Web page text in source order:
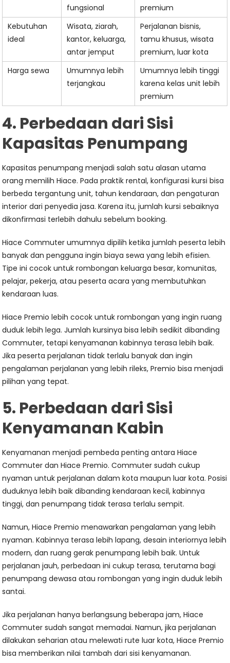
fungsional
premium
Kebutuhan
ideal
Wisata, ziarah,
kantor, keluarga,
antar jemput
Perjalanan bisnis,
tamu khusus, wisata
premium, luar kota
Harga sewa
Umumnya lebih
terjangkau
Umumnya lebih tinggi
karena kelas unit lebih
premium
4. Perbedaan dari Sisi
Kapasitas Penumpang
Kapasitas penumpang menjadi salah satu alasan utama
orang memilih Hiace. Pada praktik rental, konfigurasi kursi bisa
berbeda tergantung unit, tahun kendaraan, dan pengaturan
interior dari penyedia jasa. Karena itu, jumlah kursi sebaiknya
dikonfirmasi terlebih dahulu sebelum booking.
Hiace Commuter umumnya dipilih ketika jumlah peserta lebih
banyak dan pengguna ingin biaya sewa yang lebih efisien.
Tipe ini cocok untuk rombongan keluarga besar, komunitas,
pelajar, pekerja, atau peserta acara yang membutuhkan
kendaraan luas.
Hiace Premio lebih cocok untuk rombongan yang ingin ruang
duduk lebih lega. Jumlah kursinya bisa lebih sedikit dibanding
Commuter, tetapi kenyamanan kabinnya terasa lebih baik.
Jika peserta perjalanan tidak terlalu banyak dan ingin
pengalaman perjalanan yang lebih rileks, Premio bisa menjadi
pilihan yang tepat.
5. Perbedaan dari Sisi
Kenyamanan Kabin
Kenyamanan menjadi pembeda penting antara Hiace
Commuter dan Hiace Premio. Commuter sudah cukup
nyaman untuk perjalanan dalam kota maupun luar kota. Posisi
duduknya lebih baik dibanding kendaraan kecil, kabinnya
tinggi, dan penumpang tidak terasa terlalu sempit.
Namun, Hiace Premio menawarkan pengalaman yang lebih
nyaman. Kabinnya terasa lebih lapang, desain interiornya lebih
modern, dan ruang gerak penumpang lebih baik. Untuk
perjalanan jauh, perbedaan ini cukup terasa, terutama bagi
penumpang dewasa atau rombongan yang ingin duduk lebih
santai.
Jika perjalanan hanya berlangsung beberapa jam, Hiace
Commuter sudah sangat memadai. Namun, jika perjalanan
dilakukan seharian atau melewati rute luar kota, Hiace Premio
bisa memberikan nilai tambah dari sisi kenyamanan.